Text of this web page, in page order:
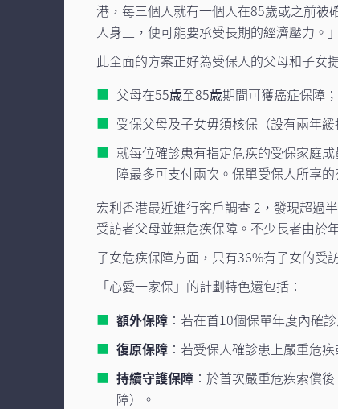
港，每三個人就有一個人在85歲或之前
人身上，便可能要承受長期的經濟壓力。」
此全面的方案正好為受保人的父母和子女
父母在55歳至85歳期間可獲癌症保障
受保父母及子女毋須核保（設有兩年緩
就每位確診患有指定危疾的受保家庭
障最多可支付兩次。保單受保人所享
宏利香港最近進行客戶調查 2，發現超過
受訪者父母並無危疾保障。不少長者由於
子女危疾保障方面，只有36%有子女的受
「心愛一家保」的計劃特色還包括：
額外保障 ：若在首10個保單年度內確
復原保障 ：若受保人確診患上嚴重危
持續守護保障 ：於首次嚴重危疾索償
障）。